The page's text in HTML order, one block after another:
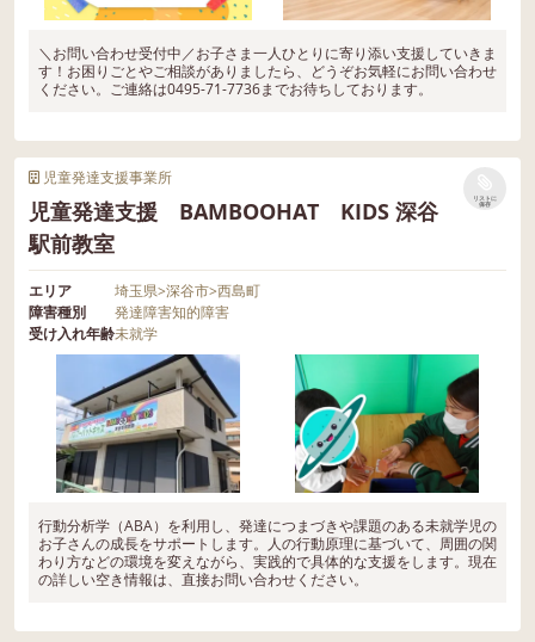
＼お問い合わせ受付中／お子さま一人ひとりに寄り添い支援していきま
す！お困りごとやご相談がありましたら、どうぞお気軽にお問い合わせ
ください。ご連絡は0495-71-7736までお待ちしております。
児童発達支援事業所
児童発達支援 BAMBOOHAT KIDS 深⾕
駅前教室
リストに
保存
エリア 埼玉県>深谷市>西島町
障害種別
発達障害知的障害
受け入れ年齢未就学
行動分析学（ABA）を利用し、発達につまづきや課題のある未就学児の
お子さんの成長をサポートします。人の行動原理に基づいて、周囲の関
わり方などの環境を変えながら、実践的で具体的な支援をします。現在
の詳しい空き情報は、直接お問い合わせください。